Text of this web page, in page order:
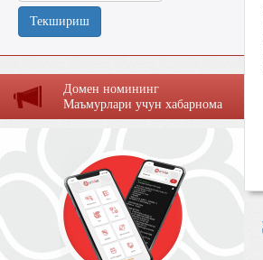
Текшириш
Домен номининг
Маъмурлaри учун хaбaрномa